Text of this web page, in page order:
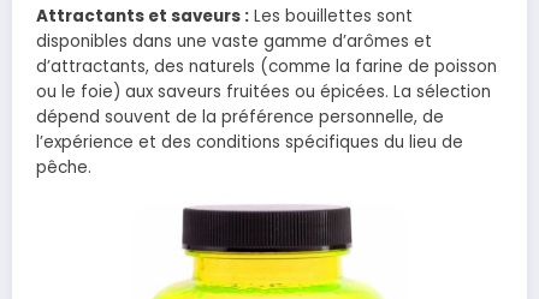
Attractants et saveurs : Les bouillettes sont
disponibles dans une vaste gamme d’arômes et
d’attractants, des naturels (comme la farine de poisson
ou le foie) aux saveurs fruitées ou épicées. La sélection
dépend souvent de la préférence personnelle, de
l’expérience et des conditions spécifiques du lieu de
pêche.